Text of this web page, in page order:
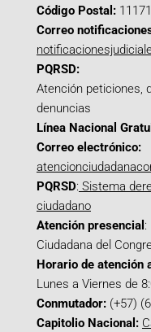
Código Postal:
Correo
PQRSD:
Atención peticiones,
denuncias
Línea Nacional
Correo electrónico:
PQRSD: Sistema
ciudadano
Atención presencial :
Ciudadana del
Horario de atención
Lunes a Viernes de
Conmutador: (+57)
Capitolio Nacional: